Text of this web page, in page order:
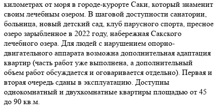
километрах от моря в городе-курорте Саки, который знаменит
своим лечебным озером. В шаговой доступности санатории,
больница, новый детский сад, клуб парусного спорта, пресное
озеро зарыбленное в 2022 году, набережная Сакского
лечебного озера. Для людей с нарушением опорно-
двигательного аппарата возможна дополнительная адаптация
квартир (часть работ уже выполнена, а дополнительный
объем работ обсуждается и оговаривается отдельно). Первая и
вторая очередь сданы в эксплуатацию. Доступны
однокомнатный и двухкомнатные квартиры площадью от 45
до 90 кв.м.